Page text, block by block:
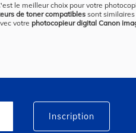
le meilleur choix pour votre
de toner compatibles sont
votre photocopieur digital Canon
Inscription